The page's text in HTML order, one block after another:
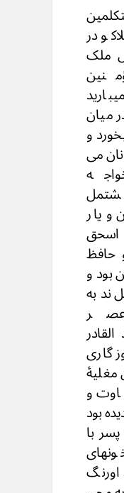
در
ملک
میان
و
می
و یار
اسحق
حافظ
بود و
ندبه
عصر
گاری
مغلیۀ
و
بود
با